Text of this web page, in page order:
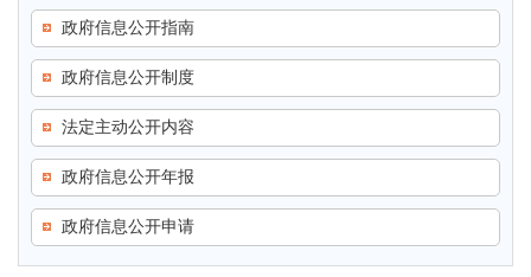
政府信息公开指南
政府信息公开制度
法定主动公开内容
政府信息公开年报
政府信息公开申请